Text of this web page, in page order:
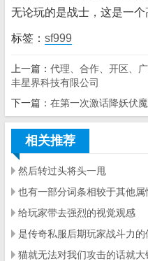
无论玩的是战士，这是一个
标签： sf999
上一篇： 代理、合作、开区、
丰星界科技有限公司
下一篇： 在第一次激话降妖伏
相关推荐
然后转过头将头一甩
也有一部分词条相较于其他属
给玩家带去强烈的视觉观感
是传奇私服后期玩家战斗力的
猫就无法对我们攻击的话就大